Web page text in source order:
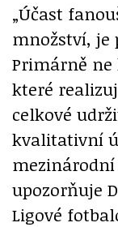
„Účast
množství, je
Primárně
které
celkové
kvalitativní
mezinárodní
upozorňuje
Ligové